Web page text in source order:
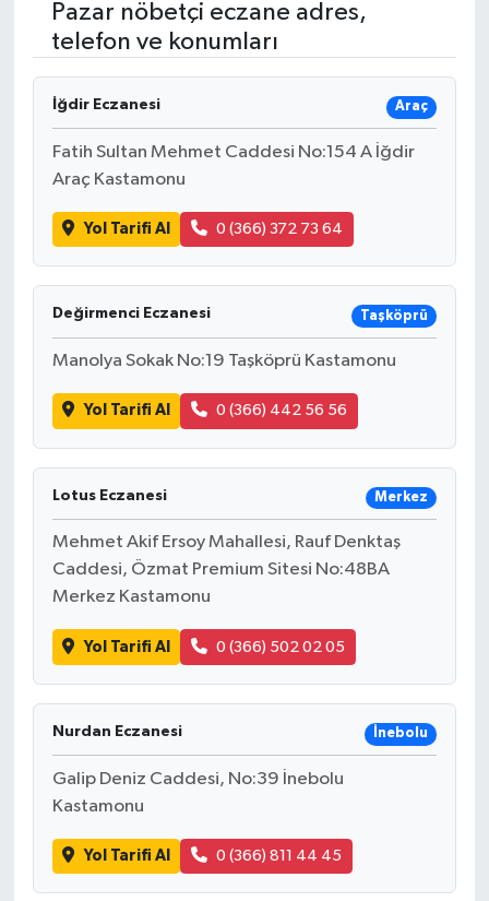
Pazar nöbetçi eczane adres,
telefon ve konumları
İğdir Eczanesi Araç
Fatih Sultan Mehmet Caddesi No:154 A İğdir
Araç Kastamonu
Yol Tarifi Al 0 (366) 372 73 64
Değirmenci Eczanesi Taşköprü
Manolya Sokak No:19 Taşköprü Kastamonu
Yol Tarifi Al 0 (366) 442 56 56
Lotus Eczanesi Merkez
Mehmet Akif Ersoy Mahallesi, Rauf Denktaş
Caddesi, Özmat Premium Sitesi No:48BA
Merkez Kastamonu
Yol Tarifi Al 0 (366) 502 02 05
Nurdan Eczanesi İnebolu
Galip Deniz Caddesi, No:39 İnebolu
Kastamonu
Yol Tarifi Al 0 (366) 811 44 45
RESMİ İLANLAR